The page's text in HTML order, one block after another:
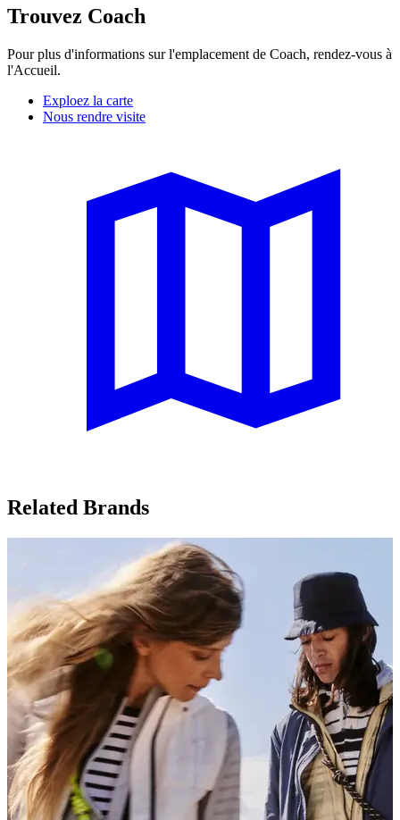
Trouvez Coach
Pour plus d'informations sur l'emplacement de Coach, rendez-vous à
l'Accueil.
Exploez la carte
Nous rendre visite
Related Brands